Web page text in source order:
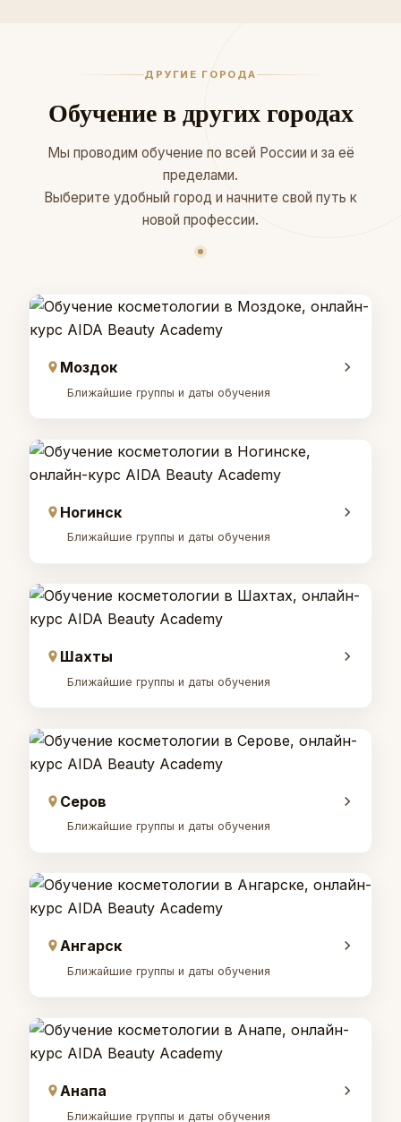
ДРУГИЕ ГОРОДА
Обучение в других городах
Мы проводим обучение по всей России и за её
пределами.
Выберите удобный город и начните свой путь к
новой профессии.
Моздок
Ближайшие группы и даты обучения
Ногинск
Ближайшие группы и даты обучения
Шахты
Ближайшие группы и даты обучения
Серов
Ближайшие группы и даты обучения
Ангарск
Ближайшие группы и даты обучения
Анапа
Ближайшие группы и даты обучения